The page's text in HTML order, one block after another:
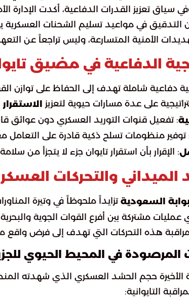
سياق تعزيز القدرات الدفاعية، أكدت الإدارة
أن التدقيق في مواعيد تسليم الشحنات
الأمنية المتسارعة، وليس تراجعاً عن
الدفاعية في مضيق
دفاعية شاملة تهدف إلى الحفاظ على توازن
على عدة مسارات حيوية لتعزيز
: تفعيل قنوات التوريد العسكري دون عوائق
توفير منظومات تسلح ذكية قادرة على التعامل
: الإقرار بأن استقرار تايوان جزء لا يتجزأ من
والتحركات
السعودية تزايداً ملحوظاً في وتيرة
عمليات مشتركة بين أفرع القوات الجوية
هذه التحركات التي تهدف إلى فرض واقع
المرصودة في المحيط الحيوي
الأخيرة حجم الحشد العسكري الذي شهدته
التايوانية: